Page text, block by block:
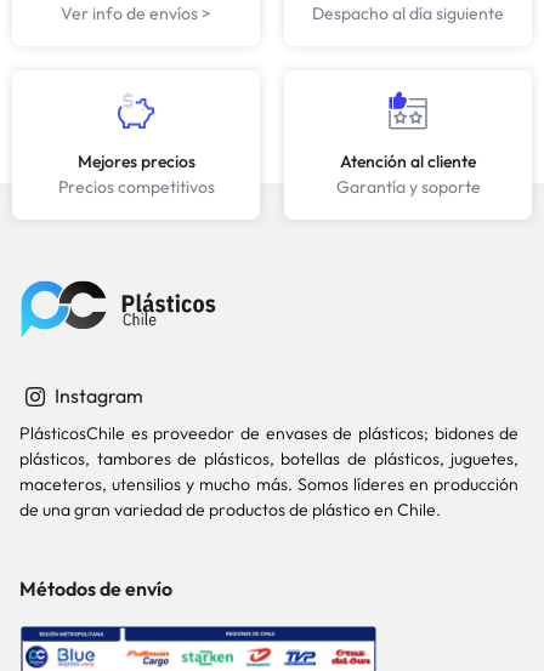
Ver info de envíos >
Despacho al día siguiente
Mejores precios
Precios competitivos
Atención al cliente
Garantía y soporte
Instagram
PlásticosChile es proveedor de envases de plásticos; bidones de
plásticos, tambores de plásticos, botellas de plásticos, juguetes,
maceteros, utensilios y mucho más. Somos líderes en producción
de una gran variedad de productos de plástico en Chile.
Métodos de envío